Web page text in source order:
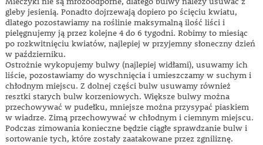
gleby jesienią. Ponadto dojrzewają dopiero po ścięciu kwiatu,
dlatego pozostawiamy na roślinie maksymalną ilość liści i
pielęgnujemy ją przez kolejne 4 do 6 tygodni. Robimy to miesiąc
po rozkwitnięciu kwiatów, najlepiej w przyjemny słoneczny dzień
w październiku.
Ostrożnie wykopujemy bulwy (najlepiej widłami), usuwamy ich
liście, pozostawiamy do wyschnięcia i umieszczamy w suchym i
chłodnym miejscu. Z dolnej części bulw usuwamy również
resztki starych bulw korzeniowych. Większe bulwy można
przechowywać w pudełku, mniejsze można przysypać piaskiem
w wiadrze. Zimą przechowywać w chłodnym i ciemnym miejscu.
Podczas zimowania konieczne będzie ciągłe sprawdzanie bulw i
sortowanie tych, które zostały zaatakowane przez zgniliznę.